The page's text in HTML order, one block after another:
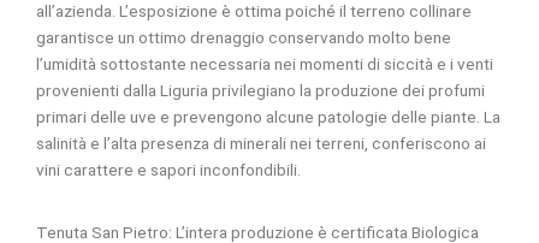
all’azienda. L’esposizione è ottima poiché il terreno collinare
garantisce un ottimo drenaggio conservando molto bene
l’umidità sottostante necessaria nei momenti di siccità e i venti
provenienti dalla Liguria privilegiano la produzione dei profumi
primari delle uve e prevengono alcune patologie delle piante. La
salinità e l’alta presenza di minerali nei terreni, conferiscono ai
vini carattere e sapori inconfondibili.
Tenuta San Pietro: L’intera produzione è certificata Biologica